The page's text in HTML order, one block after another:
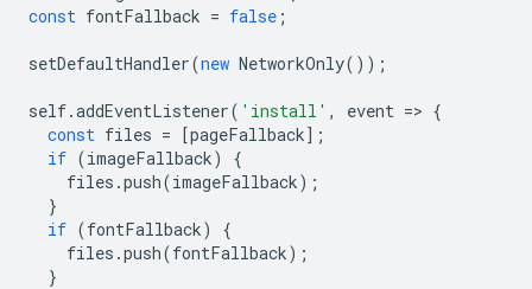
const fontFallback = false ;
setDefaultHandler(new NetworkOnly());
self.addEventListener( 'install' , event => {
const files = [pageFallback];
if (imageFallback)
{
files .push(imageFallback);
}
if (fontFallback)
{
files .push(fontFallback);
}